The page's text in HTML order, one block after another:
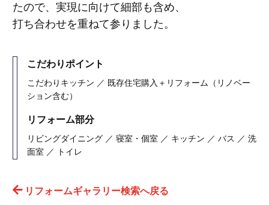
たので、実現に向けて細部も含め、
打ち合わせを重ねて参りました。
こだわりポイント
こだわりキッチン ／ 既存住宅購入＋リフォーム（リノベー
ション含む）
リフォーム部分
リビングダイニング ／ 寝室・個室 ／ キッチン ／ バス ／ 洗
面室 ／ トイレ
リフォームギャラリー検索へ戻る